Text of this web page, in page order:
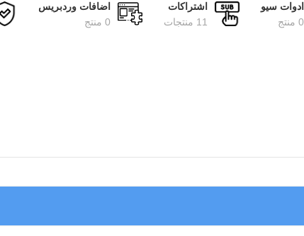
ادوات سيو
0 منتج
اشتراكات
11 منتجات
اضافات وردبريس
0 منتج